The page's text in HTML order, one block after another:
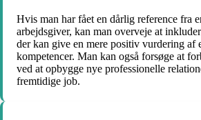
Hvis man har fået en dårlig reference fra
arbejdsgiver, kan man overveje at
der kan give en mere positiv vurdering af
kompetencer. Man kan også forsøge at
ved at opbygge nye professionelle
fremtidige job.